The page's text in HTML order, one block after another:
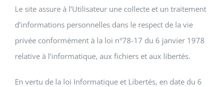
Le site assure à l’Utilisateur une collecte et un traitement
d’informations personnelles dans le respect de la vie
privée conformément à la loi n°78-17 du 6 janvier 1978
relative à l’informatique, aux fichiers et aux libertés.
En vertu de la loi Informatique et Libertés, en date du 6